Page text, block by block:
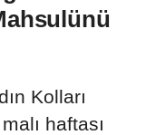
Kolları
haftası